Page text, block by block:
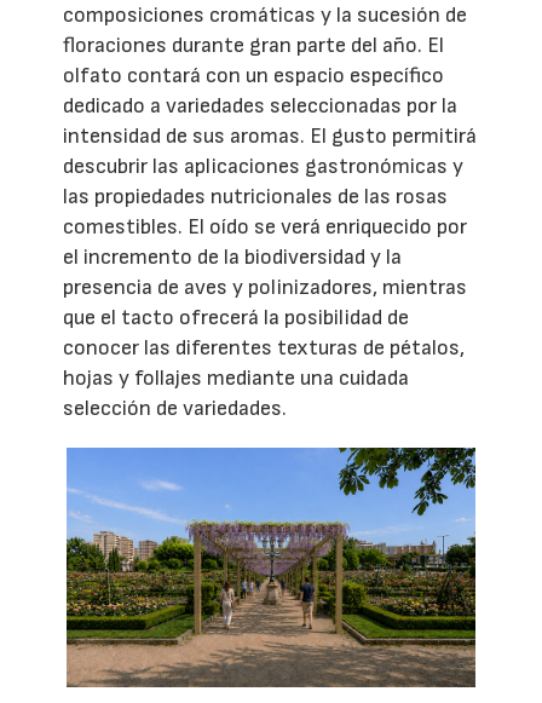
composiciones cromáticas y la sucesión de
floraciones durante gran parte del año. El
olfato contará con un espacio específico
dedicado a variedades seleccionadas por la
intensidad de sus aromas. El gusto permitirá
descubrir las aplicaciones gastronómicas y
las propiedades nutricionales de las rosas
comestibles. El oído se verá enriquecido por
el incremento de la biodiversidad y la
presencia de aves y polinizadores, mientras
que el tacto ofrecerá la posibilidad de
conocer las diferentes texturas de pétalos,
hojas y follajes mediante una cuidada
selección de variedades.